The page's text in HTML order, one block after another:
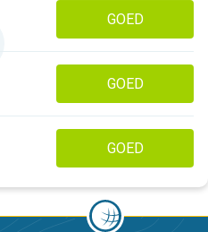
GOED
GOED
GOED